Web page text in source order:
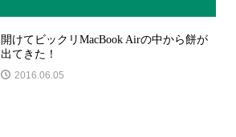
開けてビックリMacBook Airの中から餅が
出てきた！
2016.06.05